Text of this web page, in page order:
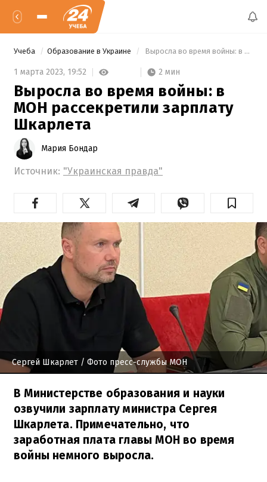
Учеба Образование в Украине Выросла во время войны: в МОН рассекретили зарплату Шкарлета
1 марта 2023, 19:52 2 мин
Выросла во время войны: в
МОН рассекретили зарплату
Шкарлета
Мария Бондар
Источник: "Украинская правда"
Сергей Шкарлет / Фото пресс-службы МОН
В Министерстве образования и науки
озвучили зарплату министра Сергея
Шкарлета. Примечательно, что
заработная плата главы МОН во время
войны немного выросла.